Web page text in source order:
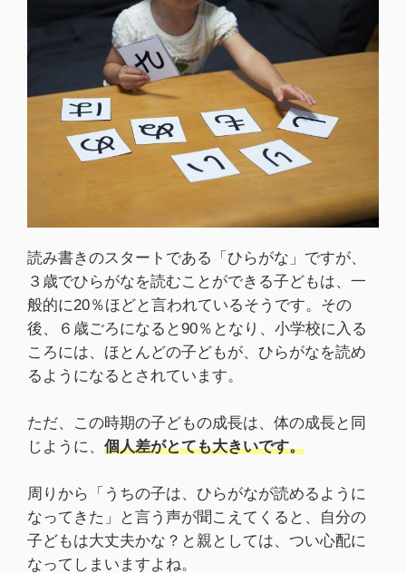
読み書きのスタートである「ひらがな」ですが、
３歳でひらがなを読むことができる子どもは、一
般的に20％ほどと言われているそうです。その
後、６歳ごろになると90％となり、小学校に入る
ころには、ほとんどの子どもが、ひらがなを読め
るようになるとされています。
ただ、この時期の子どもの成長は、体の成長と同
じように、 個人差がとても大きいです。
周りから「うちの子は、ひらがなが読めるように
なってきた」と言う声が聞こえてくると、自分の
子どもは大丈夫かな？と親としては、つい心配に
なってしまいますよね。